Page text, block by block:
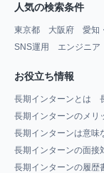
人気の検索条件
東京都 大阪府 愛知
SNS運用
エンジニア
お役立ち情報
長期インターンとは
長期インターンのメリ
長期インターンは意味
長期インターンの面接
長期インターンの履歴